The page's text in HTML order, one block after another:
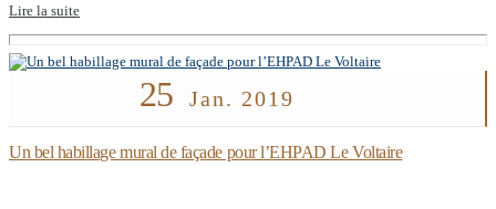
Lire la suite
25 Jan. 2019
Un bel habillage mural de façade pour l’EHPAD Le Voltaire